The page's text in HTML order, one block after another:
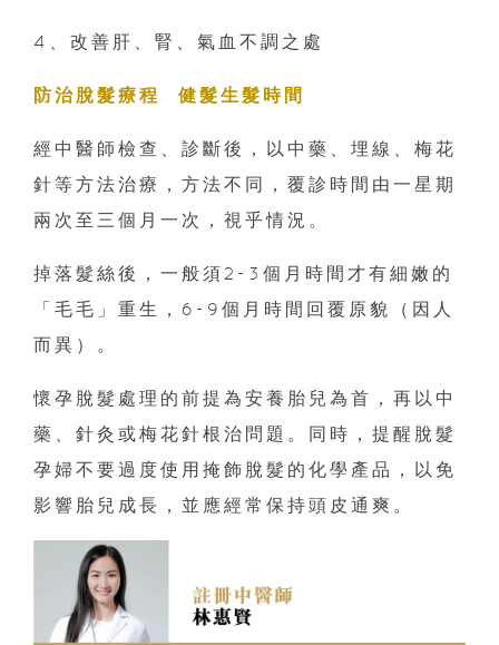
4、改善肝、腎、氣血不調之處
防治脫髮療程 健髮生髮時間
經中醫師檢查、診斷後，以中藥、埋線、梅花
針等方法治療，方法不同，覆診時間由一星期
兩次至三個月一次，視乎情況。
掉落髮絲後，一般須2-3個月時間才有細嫩的
「毛毛」重生，6-9個月時間回覆原貌（因人
而異）。
懷孕脫髮處理的前提為安養胎兒為首，再以中
藥、針灸或梅花針根治問題。同時，提醒脫髮
孕婦不要過度使用掩飾脫髮的化學產品，以免
影響胎兒成長，並應經常保持頭皮通爽。